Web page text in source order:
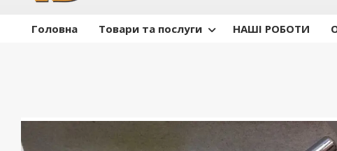
Головна Товари та послуги НАШІ РОБОТИ